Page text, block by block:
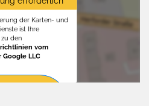
der Karten- und
ist Ihre
den
vom
LLC